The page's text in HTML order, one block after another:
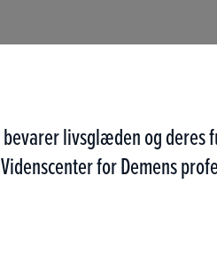
livsglæden og
for Demens